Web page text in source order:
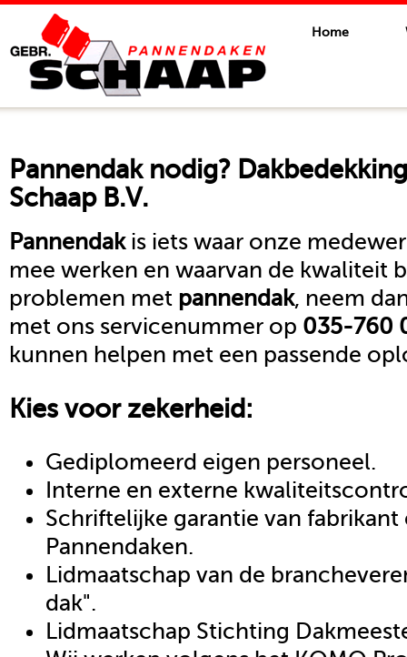
Home
Pannendaknodig?
Schaap B.V.
Pannendakis iets waar onze
mee werken en waarvan de kwaliteit
problemen met pannendak, neem
met ons servicenummer op 035-760
kunnen helpen met een passende
Kies voor zekerheid:
Gediplomeerd eigen personeel.
Interne en externe
Schriftelijke garantie van fabrikant
Pannendaken.
Lidmaatschap van de
dak".
Lidmaatschap Stichting